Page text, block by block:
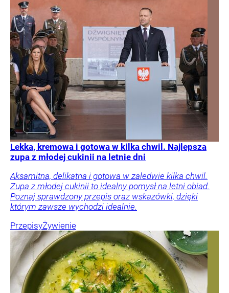
Lekka, kremowa i gotowa w kilka chwil. Najlepsza
zupa z młodej cukinii na letnie dni
Aksamitna, delikatna i gotowa w zaledwie kilka chwil.
Zupa z młodej cukinii to idealny pomysł na letni obiad.
Poznaj sprawdzony przepis oraz wskazówki, dzięki
którym zawsze wychodzi idealnie.
PrzepisyŻywienie